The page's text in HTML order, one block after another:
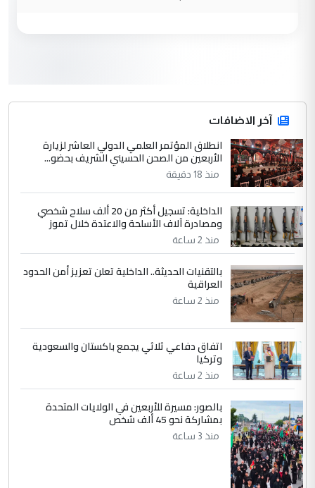
التعليق : قرار مستعجل جدا ولامصلحة فيه
للوزاره ولا للمواطن القرار الصائب يكون بعد
الاستماع للمدير ومغرفة ...
الموضوع :
وزير الصحة يعفي مدير مستشفى الكرخ
العام في بغداد
4 سردار
التعليق : واحد من عصابة علي ماما يسقط
جنسية الرافد الثالث للعراق ومن اصول عريقة
ابا فرات ...
الموضوع :
الجواهري يرد على صدام حسين سل
مضجعيك يابن الزنا (نص كامل)
5 سردار
التعليق : واحد من عصابة علي ماما يسقط
جنسية الرافد الثالث للعراق ومن اصول عريقة
ابا فرات ...
الموضوع :
الجواهري يرد على صدام حسين سل
مضجعيك يابن الزنا (نص كامل)
آخر الاضافات
انطلاق المؤتمر العلمي الدولي العاشر لزيارة
الأربعين من الصحن الحسيني الشريف بحضو...
منذ 18 دقيقة
الداخلية: تسجيل أكثر من 20 ألف سلاح شخصي
ومصادرة آلاف الأسلحة والاعتدة خلال تموز
منذ 2 ساعة
بالتقنيات الحديثة.. الداخلية تعلن تعزيز أمن الحدود
العراقية
منذ 2 ساعة
اتفاق دفاعي ثلاثي يجمع باكستان والسعودية
وتركيا
منذ 2 ساعة
بالصور: مسيرة للأربعين في الولايات المتحدة
بمشاركة نحو 45 ألف شخص
منذ 3 ساعة